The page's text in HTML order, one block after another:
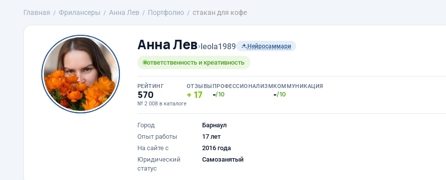
Главная Фрилансеры Анна Лев Портфолио стакан для кофе
Анна Лев›leola1989 Нейросаммари
ответственность и креативность
РЕЙТИНГ
570
№ 2 008 в каталоге
ОТЗЫВЫ
17
ПРОФЕССИОНАЛИЗМ
-/10
КОММУНИКАЦИЯ
-/10
Город
Барнаул
Опыт работы
17 лет
На сайте с
2016 года
Юридический
статус
Самозанятый